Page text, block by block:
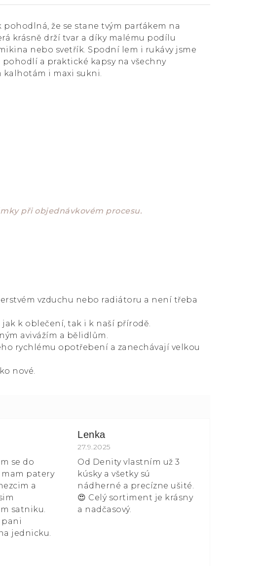
že se stane tvým parťákem na
krásně drží tvar a díky malému podílu
nebo svetřík. Spodní lem i rukávy jsme
a praktické kapsy na všechny
i maxi sukni.
při objednávkovém procesu.
vzduchu nebo radiátoru a není třeba
k oblečení, tak i k naší přírodě.
avivážím a bělidlům.
rychlému opotřebení a zanechávají velkou
nové.
je 5 z 5 hvězdiček.
se do
patery
a
satniku.
pani
jednicku.
Lenka
Hodnocení obchodu je 5 z 5 hvězdiček.
27.9.2025
Od Denity vlastním už 3
kúsky a všetky sú
nádherné a precízne ušité.
😍 Celý sortiment je krásny
a nadčasový.